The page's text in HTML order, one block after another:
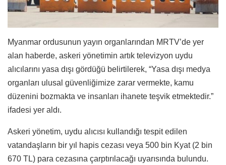
Myanmar ordusunun yayın organlarından MRTV’de yer
alan haberde, askeri yönetimin artık televizyon uydu
alıcılarını yasa dışı gördüğü belirtilerek, “Yasa dışı medya
organları ulusal güvenliğimize zarar vermekte, kamu
düzenini bozmakta ve insanları ihanete teşvik etmektedir.”
ifadesi yer aldı.
Askeri yönetim, uydu alıcısı kullandığı tespit edilen
vatandaşların bir yıl hapis cezası veya 500 bin Kyat (2 bin
670 TL) para cezasına çarptırılacağı uyarısında bulundu.